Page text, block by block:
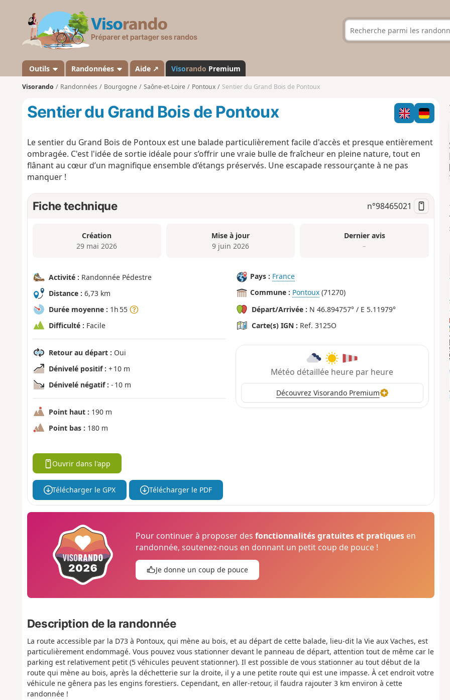
s
a
n
d
Outils Randonnées Aide ↗ Visorando Premium
Visorando Randonnées Bourgogne Saône-et-Loire Pontoux Sentier du Grand Bois de Pontoux
Sentier du Grand Bois de Pontoux
Le sentier du Grand Bois de Pontoux est une balade particulièrement facile d'accès et presque entièrement
ombragée. C'est l'idée de sortie idéale pour s’offrir une vraie bulle de fraîcheur en pleine nature, tout en
flânant au cœur d’un magnifique ensemble d’étangs préservés. Une escapade ressourçante à ne pas
manquer !
Fiche technique n°98465021
Création
29 mai 2026
Mise à jour
9 juin 2026
Dernier avis
–
Activité : Randonnée Pédestre
Distance : 6,73 km
Durée moyenne : 1h 55
Difficulté : Facile
Retour au départ : Oui
Dénivelé positif : + 10 m
Dénivelé négatif : - 10 m
Point haut : 190 m
Point bas : 180 m
Pays : France
Commune : Pontoux (71270)
Départ/Arrivée : N 46.894757° / E 5.11979°
Carte(s) IGN : Ref. 3125O
Météo détaillée heure par heure
Découvrez Visorando Premium
Ouvrir dans l'app
Télécharger le GPX Télécharger le PDF
Pour continuer à proposer desfonctionnalités gratuites et pratiques en
randonnée, soutenez-nous en donnant un petit coup de pouce !
Je donne un coup de pouce
Description de la randonnée
La route accessible par la D73 à Pontoux, qui mène au bois, et au départ de cette balade, lieu-dit la Vie aux Vaches, est
particulièrement endommagé. Vous pouvez vous stationner devant le panneau de départ, attention tout de même car le
parking est relativement petit (5 véhicules peuvent stationner). Il est possible de vous stationner au tout début de la
route qui mène au bois, après la déchetterie sur la droite, il y a une petite route qui est une impasse. À cet endroit votre
véhicule ne gênera pas les engins forestiers. Cependant, en aller-retour, il faudra rajouter 3 km environ à cette
randonnée !